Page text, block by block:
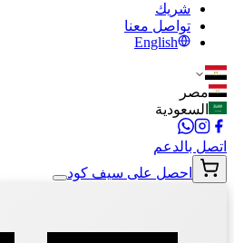
شريك
تواصل معنا
English
مصر
السعودية
اتصل بالدعم
احصل على سيف كود